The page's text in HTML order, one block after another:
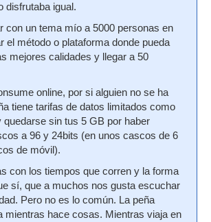
disfrutaba igual.
con un tema mío a 5000 personas en
el método o plataforma donde pueda
mejores calidades y llegar a 50
online, por si alguien no se ha
tiene tarifas de datos limitados como
quedarse sin tus 5 GB por haber
a 96 y 24bits (en unos cascos de 6
de móvil).
con los tiempos que corren y la forma
sí, que a muchos nos gusta escuchar
Pero no es lo común. La peña
mientras hace cosas. Mientras viaja en